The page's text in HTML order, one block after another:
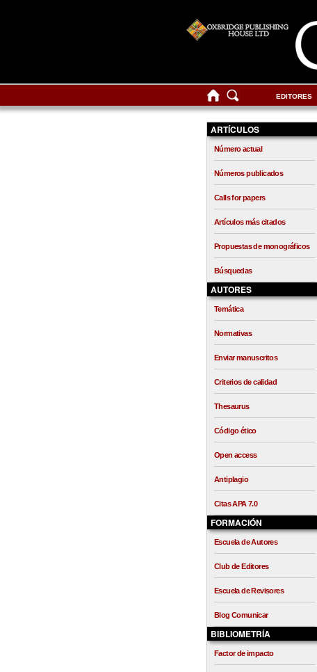
EDITORES
ARTÍCULOS
Número actual
Números publicados
Calls for papers
Artículos más citados
Propuestas de monográficos
Búsquedas
AUTORES
Temática
Normativas
Enviar manuscritos
Criterios de calidad
Thesaurus
Código ético
Open access
Antiplagio
Citas APA 7.0
FORMACIÓN
Escuela de Autores
Club de Editores
Escuela de Revisores
Blog Comunicar
BIBLIOMETRÍA
Factor de impacto